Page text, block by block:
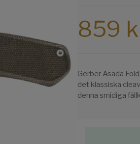
859
Gerber Asada
det klassiska
denna smidiga